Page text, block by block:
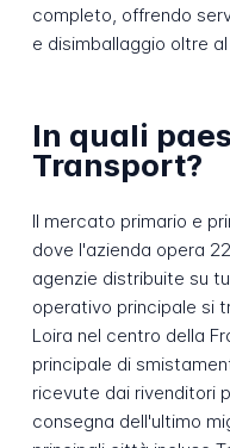
completo, offrendo
e disimballaggio oltre
In quali
Transport?
Il mercato primario e
dove l'azienda opera
agenzie distribuite su
operativo principale si
Loira nel centro della
principale di
ricevute dai rivenditori
consegna dell'ultimo